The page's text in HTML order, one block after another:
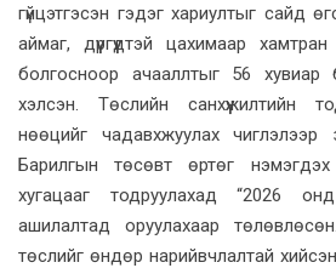
гүйцэтгэсэн гэдэг хариултыг сайд
аймаг, дүүргүүдтэй цахимаар
болгосноор ачааллтыг 56 хувиар
хэлсэн. Төслийн санхүүжилтийн
нөөцийг чадавхжуулах
Барилгын төсөвт өртөг
хугацааг тодруулахад “2026
ашилалтад оруулахаар
төслийг өндөр нарийвчлалтай